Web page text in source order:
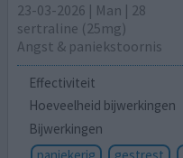
23-03-2026 | Man | 28
sertraline (25mg)
Angst & paniekstoornis
Effectiviteit
Hoeveelheid bijwerkingen
Bijwerkingen